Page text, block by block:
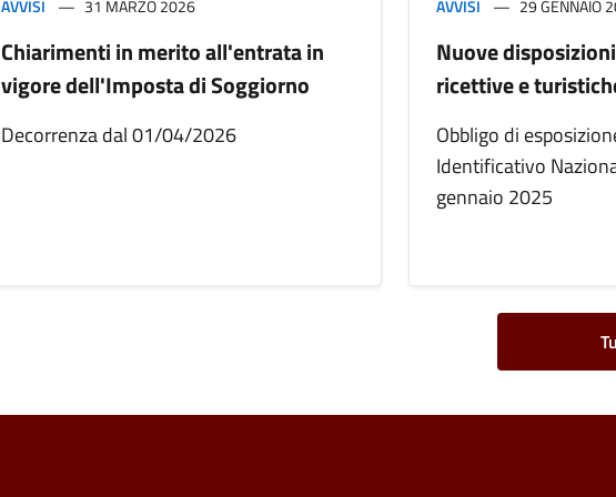
AVVISI 31 MARZO 2026
Chiarimenti in merito all'entrata in
vigore dell'Imposta di Soggiorno
Decorrenza dal 01/04/2026
AVVISI 29 GENNAIO
Nuove
ricettive e
Obbligo di
Identificativo
gennaio 2025